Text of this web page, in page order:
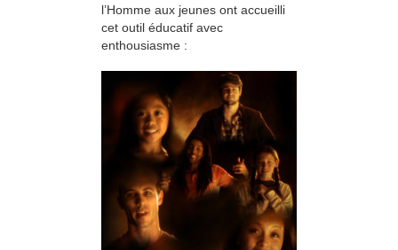
l’Homme aux jeunes ont accueilli
cet outil éducatif avec
enthousiasme :